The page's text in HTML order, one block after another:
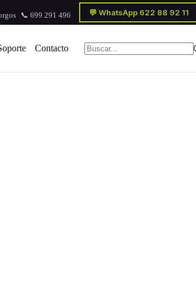
📞 699 291 496 💬 WhatsApp 622 88 92 11
Contacto
resultados